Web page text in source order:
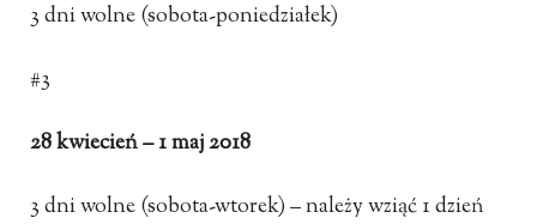
3 dni wolne (sobota-poniedziałek)
#3
28 kwiecień – 1 maj 2018
3 dni wolne (sobota-wtorek) – należy wziąć 1 dzień